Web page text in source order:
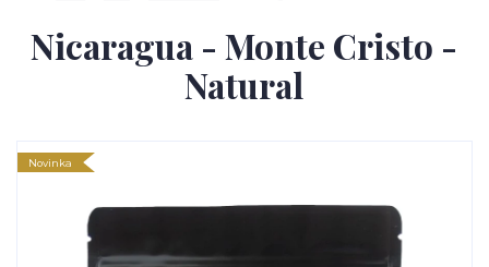
Nicaragua - Monte Cristo -
Natural
Novinka